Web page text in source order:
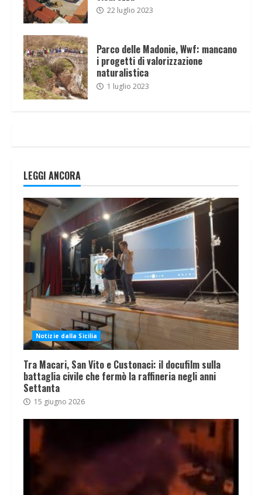
22 luglio 2023
Parco delle Madonie, Wwf: mancano
i progetti di valorizzazione
naturalistica
1 luglio 2023
LEGGI ANCORA
Notizie dalla Sicilia
Tra Macari, San Vito e Custonaci: il docufilm sulla
battaglia civile che fermò la raffineria negli anni
Settanta
15 giugno 2026